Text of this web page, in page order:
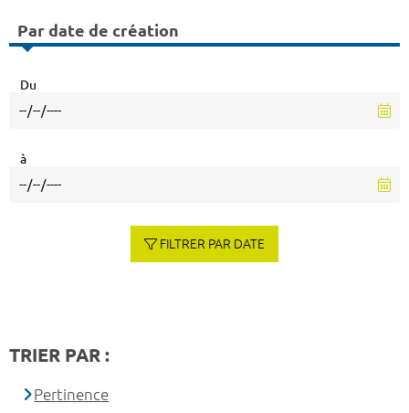
Par date de création
Du
à
FILTRER PAR DATE
TRIER PAR :
Pertinence